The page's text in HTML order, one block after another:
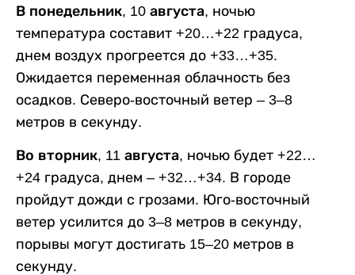
В понедельник, 10 августа, ночью
температура составит +20…+22 градуса,
днем воздух прогреется до +33…+35.
Ожидается переменная облачность без
осадков. Северо-восточный ветер – 3–8
метров в секунду.
Во вторник, 11 августа, ночью будет +22…
+24 градуса, днем – +32…+34. В городе
пройдут дожди с грозами. Юго-восточный
ветер усилится до 3–8 метров в секунду,
порывы могут достигать 15–20 метров в
секунду.